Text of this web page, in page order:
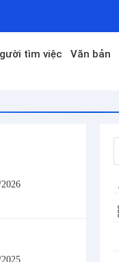
tìm việc Văn bản